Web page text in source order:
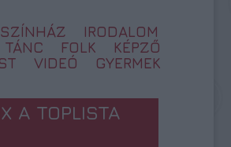
SZÍNHÁZ
IRODALOM
TÁNC FOLK
KÉPZŐ
VIDEÓ GYERMEK
A TOPLISTA